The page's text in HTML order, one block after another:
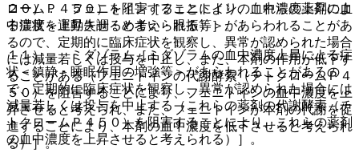
２０）． フェニトイン［フェニトインの血中濃度上昇によ
る症状＜運動失調・めまい・眼振等＞があらわれることがあ
るので、定期的に臨床症状を観察し、異常が認められた場合
には減量若しくは投与を中止し、また、本剤の作用が低下す
ることがある（フェニトインの代謝酵素（チトクロームＰ４
５０）を阻害することにより、フェニトインの血中濃度を上
昇させると考えられ、また、フェニトインが本剤の代謝を促
進することにより、本剤の血中濃度を低下させると考えられ
る）］。
ロームＰ４５０）を阻害することにより、これらの薬剤の血
中濃度を上昇させると考えられる）］。
１１）． ミダゾラム［ミダゾラムの血中濃度上昇による症
状＜鎮静・睡眠作用の増強等＞があらわれることがあるの
で、定期的に臨床症状を観察し、異常が認められた場合には
減量若しくは投与を中止する（これらの薬剤の代謝酵素（チ
トクロームＰ４５０）を阻害することにより、これらの薬剤
の血中濃度を上昇させると考えられる）］。